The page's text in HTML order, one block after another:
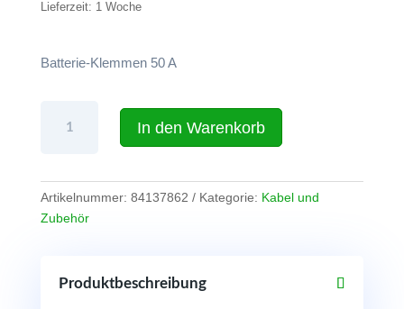
Lieferzeit: 1 Woche
Batterie-Klemmen 50 A
Klemmen
(2
Stück)
In den Warenkorb
Artikelnummer: 84137862 Kategorie: Kabel und
Zubehör
Produktbeschreibung